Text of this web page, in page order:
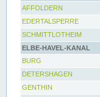
AFFOLDERN
EDERTALSPERRE
SCHMITTLOTHEIM
ELBE-HAVEL-KANAL
BURG
DETERSHAGEN
GENTHIN